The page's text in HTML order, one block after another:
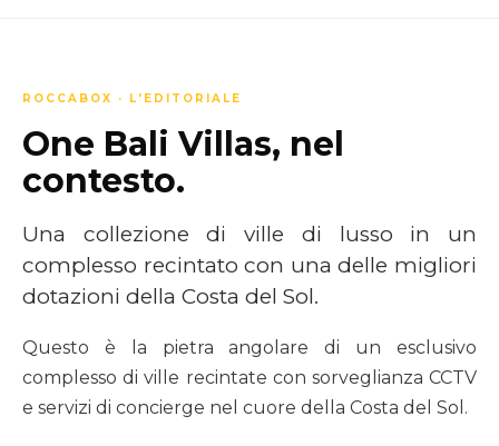
ROCCABOX · L'EDITORIALE
One Bali Villas, nel
contesto.
Una collezione di ville di lusso in un
complesso recintato con una delle migliori
dotazioni della Costa del Sol.
Questo è la pietra angolare di un esclusivo
complesso di ville recintate con sorveglianza CCTV
e servizi di concierge nel cuore della Costa del Sol.